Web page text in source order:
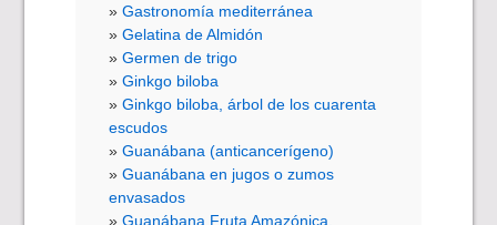
Gastronomía mediterránea
Gelatina de Almidón
Germen de trigo
Ginkgo biloba
Ginkgo biloba, árbol de los cuarenta
escudos
Guanábana (anticancerígeno)
Guanábana en jugos o zumos
envasados
Guanábana Fruta Amazónica.